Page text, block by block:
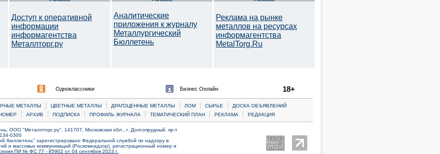
Доступ к оперативной
информации
информагентства
Металлторг.ру
Аналитические
приложения к журналу
Металлургический
Бюллетень
Реклама на рынке
металлов на ресурсах
информагентства
MetalTorg.Ru
Одноклассники Бизнес Онлайн 18+
МЕТАЛЛЫ | ЦВЕТНЫЕ МЕТАЛЛЫ | ДРАГОЦЕННЫЕ МЕТАЛЛЫ | ЛОМ | CЫРЬЕ |
ДОСКА ОБЪЯВЛЕНИЙ
| АРХИВ | ПОДПИСКА | ПРОФИЛЬ ЖУРНАЛА | ТЕМАТИЧЕСКИЙ ПЛАН | РЕКЛАМА | РЕДАКЦИЯ
ООО "Металлторг.ру", 141707, Московская обл., г. Долгопрудный, пр-т
0300
бюллетень" зарегистрировано Федеральной службой по надзору в
и массовых коммуникаций (Роскомнадзор), регистрационный номер и
ПИ № ФС 77 - 85902 от 04 сентября 2023 г.